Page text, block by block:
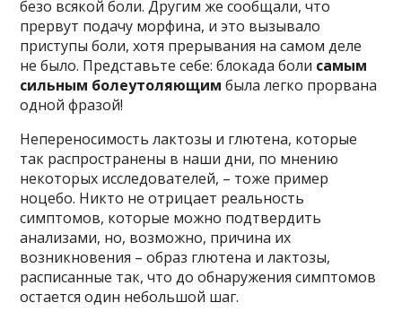
безо всякой боли. Другим же сообщали, что
прервут подачу морфина, и это вызывало
приступы боли, хотя прерывания на самом деле
не было. Представьте себе: блокада боли самым
сильным болеутоляющимбыла легко прорвана
одной фразой!
Непереносимость лактозы и глютена, которые
так распространены в наши дни, по мнению
некоторых исследователей, – тоже пример
ноцебо. Никто не отрицает реальность
симптомов, которые можно подтвердить
анализами, но, возможно, причина их
возникновения – образ глютена и лактозы,
расписанные так, что до обнаружения симптомов
остается один небольшой шаг.